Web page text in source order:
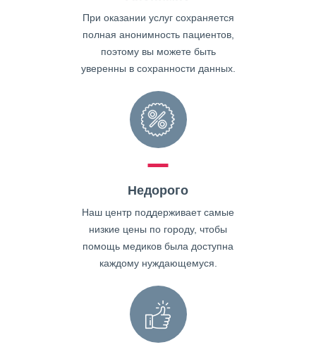
При оказании услуг сохраняется
полная анонимность пациентов,
поэтому вы можете быть
уверенны в сохранности данных.
Недорого
Наш центр поддерживает самые
низкие цены по городу, чтобы
помощь медиков была доступна
каждому нуждающемуся.